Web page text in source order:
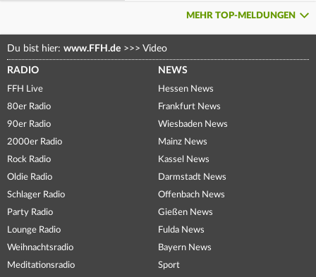
MEHR TOP-MELDUNGEN
Du bist hier: www.FFH.de >>> Video
RADIO
FFH Live
80er Radio
90er Radio
2000er Radio
Rock Radio
Oldie Radio
Schlager Radio
Party Radio
Lounge Radio
Weihnachtsradio
Meditationsradio
NEWS
Hessen News
Frankfurt News
Wiesbaden News
Mainz News
Kassel News
Darmstadt News
Offenbach News
Gießen News
Fulda News
Bayern News
Sport